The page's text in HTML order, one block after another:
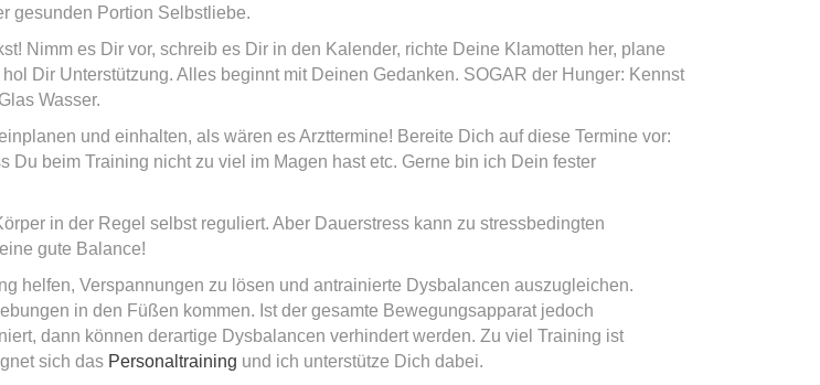
gesunden Portion Selbstliebe.
Nimm es Dir vor, schreib es Dir in den Kalender, richte Deine Klamotten her, plane
Dir Unterstützung. Alles beginnt mit Deinen Gedanken. SOGAR der Hunger: Kennst
Wasser.
und einhalten, als wären es Arzttermine! Bereite Dich auf diese Termine vor:
beim Training nicht zu viel im Magen hast etc. Gerne bin ich Dein fester
in der Regel selbst reguliert. Aber Dauerstress kann zu stressbedingten
gute Balance!
helfen, Verspannungen zu lösen und antrainierte Dysbalancen auszugleichen.
in den Füßen kommen. Ist der gesamte Bewegungsapparat jedoch
dann können derartige Dysbalancen verhindert werden. Zu viel Training ist
sich das Personaltraining und ich unterstütze Dich dabei.